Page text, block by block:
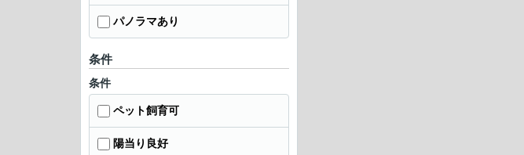
パノラマあり
条件
条件
ペット飼育可
陽当り良好